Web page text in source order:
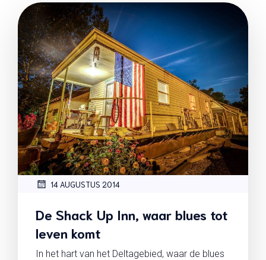
14 AUGUSTUS 2014
De Shack Up Inn, waar blues tot
leven komt
In het hart van het Deltagebied, waar de blues